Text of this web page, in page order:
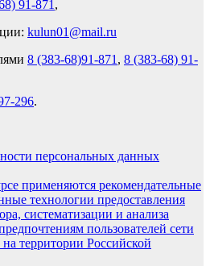
91-871 ,
kulun01@mail.ru
8 (383-68)91-871 , 8 (383-68) 91-
296.
персональных данных
применяются рекомендательные
технологии предоставления
систематизации и анализа
пользователей сети
территории Российской